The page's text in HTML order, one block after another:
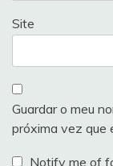
Site
Guardar o meu
próxima vez que
Notify me of